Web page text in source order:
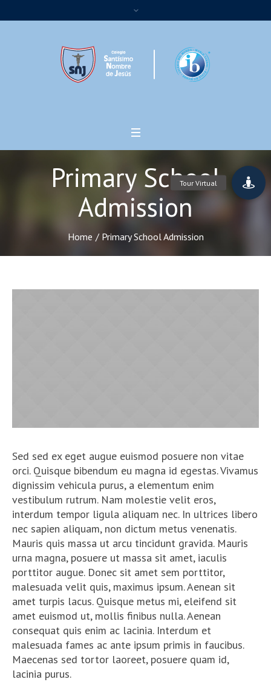
Primary School
Admission
Home / Primary School Admission
Sed sed ex eget augue euismod posuere non vitae
orci. Quisque bibendum eu magna id egestas. Vivamus
dignissim vehicula purus, a elementum enim
vestibulum rutrum. Nam molestie velit eros,
interdum tempor ligula aliquam nec. In ultrices libero
nec sapien aliquam, non dictum metus venenatis.
Mauris quis massa ut arcu tincidunt gravida. Mauris
urna magna, posuere ut massa sit amet, iaculis
porttitor augue. Donec sit amet sem porttitor,
malesuada velit quis, maximus ipsum. Aenean sit
amet turpis lacus. Quisque metus mi, eleifend sit
amet euismod ut, mollis finibus nulla. Aenean
consequat quis enim ac lacinia. Interdum et
malesuada fames ac ante ipsum primis in faucibus.
Maecenas sed tortor laoreet, posuere quam id,
lacinia purus.